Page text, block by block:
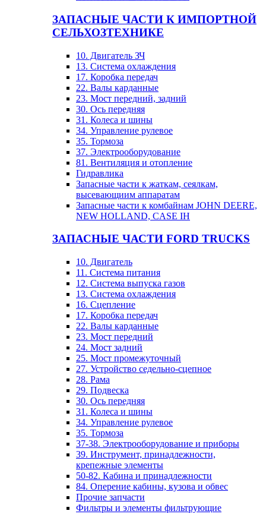
ЗАПАСНЫЕ ЧАСТИ К ИМПОРТНОЙ
СЕЛЬХОЗТЕХНИКЕ
10. Двигатель ЗЧ
13. Система охлаждения
17. Коробка передач
22. Валы карданные
23. Мост передний, задний
30. Ось передняя
31. Колеса и шины
34. Управление рулевое
35. Тормоза
37. Электрооборудование
81. Вентиляция и отопление
Гидравлика
Запасные части к жаткам, сеялкам,
высевающиим аппаратам
Запасные части к комбайнам JOHN DEERE,
NEW HOLLAND, CASE IH
ЗАПАСНЫЕ ЧАСТИ FORD TRUCKS
10. Двигатель
11. Система питания
12. Система выпуска газов
13. Система охлаждения
16. Сцепление
17. Коробка передач
22. Валы карданные
23. Мост передний
24. Мост задний
25. Мост промежуточный
27. Устройство седельно-сцепное
28. Рама
29. Подвеска
30. Ось передняя
31. Колеса и шины
34. Управление рулевое
35. Тормоза
37-38. Электрооборудование и приборы
39. Инструмент, принадлежности,
крепежные элементы
50-82. Кабина и принадлежности
84. Оперение кабины, кузова и обвес
Прочие запчасти
Фильтры и элементы фильтрующие